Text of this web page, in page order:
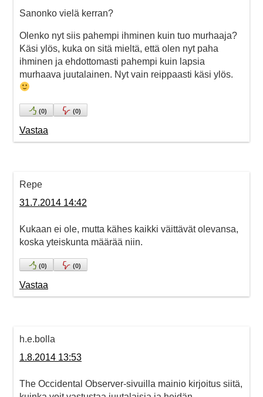
Sanonko vielä kerran?
Olenko nyt siis pahempi ihminen kuin tuo murhaaja?
Käsi ylös, kuka on sitä mieltä, että olen nyt paha
ihminen ja ehdottomasti pahempi kuin lapsia
murhaava juutalainen. Nyt vain reippaasti käsi ylös.
(0) (0)
Vastaa
Repe
31.7.2014 14:42
Kukaan ei ole, mutta kähes kaikki väittävät olevansa,
koska yteiskunta määrää niin.
(0) (0)
Vastaa
h.e.bolla
1.8.2014 13:53
The Occidental Observer-sivuilla mainio kirjoitus siitä,